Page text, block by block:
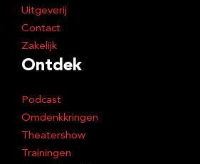
Uitgeverij
Contact
Zakelijk
Ontdek
Podcast
Omdenkkringen
Theatershow
Trainingen